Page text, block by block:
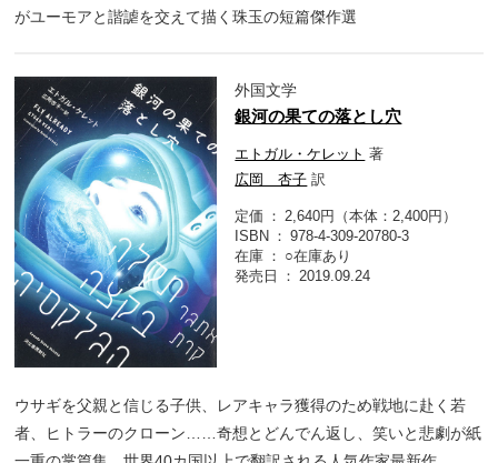
がユーモアと諧謔を交えて描く珠玉の短篇傑作選
外国文学
銀河の果ての落とし穴
エトガル・ケレット 著
広岡 杏子 訳
定価
2,640円（本体：2,400円）
ISBN
978-4-309-20780-3
在庫
○在庫あり
発売日
2019.09.24
ウサギを父親と信じる子供、レアキャラ獲得のため戦地に赴く若
者、ヒトラーのクローン……奇想とどんでん返し、笑いと悲劇が紙